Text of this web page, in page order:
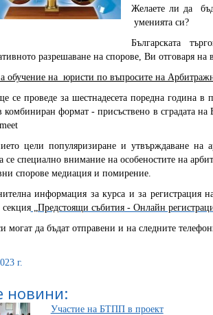
Желаете ли да
уменията си?
Българската
разрешаване на спорове, Ви отговаря
обучение на юристи по въпросите на
се проведе за шестнадесета поредна година в
комбиниран формат - присъствено в сградата
цели популяризиране и утвърждаване на
специално внимание на особеностите на
спорове медиация и помирение.
информация за курса и за регистрация
секция„Предстоящи събития - Онлайн
могат да бъдат отправени и на следните
г.
Участие на БТПП в проект